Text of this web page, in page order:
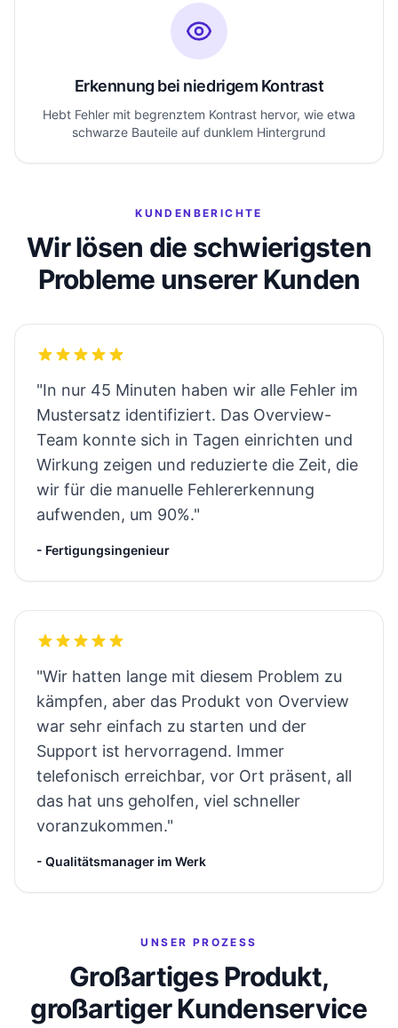
Erkennung bei niedrigem Kontrast
Hebt Fehler mit begrenztem Kontrast hervor, wie etwa
schwarze Bauteile auf dunklem Hintergrund
KUNDENBERICHTE
Wir lösen die schwierigsten
Probleme unserer Kunden
"In nur 45 Minuten haben wir alle Fehler im
Mustersatz identifiziert. Das Overview-
Team konnte sich in Tagen einrichten und
Wirkung zeigen und reduzierte die Zeit, die
wir für die manuelle Fehlererkennung
aufwenden, um 90%."
- Fertigungsingenieur
"Wir hatten lange mit diesem Problem zu
kämpfen, aber das Produkt von Overview
war sehr einfach zu starten und der
Support ist hervorragend. Immer
telefonisch erreichbar, vor Ort präsent, all
das hat uns geholfen, viel schneller
voranzukommen."
- Qualitätsmanager im Werk
UNSER PROZESS
Großartiges Produkt,
großartiger Kundenservice